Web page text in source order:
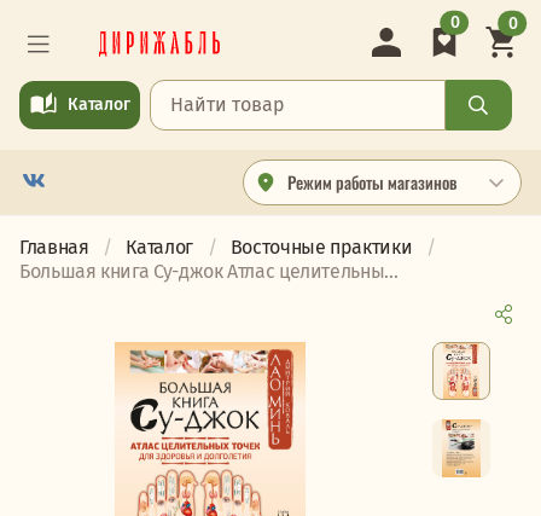
Режим работы магазинов
Каталог
0 0
Главная Каталог
Восточные практики
Большая книга Су-джок Атлас целительны...